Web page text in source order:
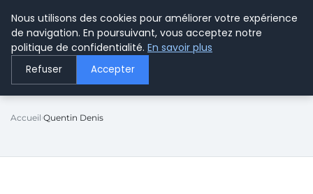
LE WEBMARKETING
Accueil Quentin Denis
Nous utilisons des cookies pour améliorer votre expérience
de navigation. En poursuivant, vous acceptez notre
politique de confidentialité. En savoir plus
Refuser Accepter